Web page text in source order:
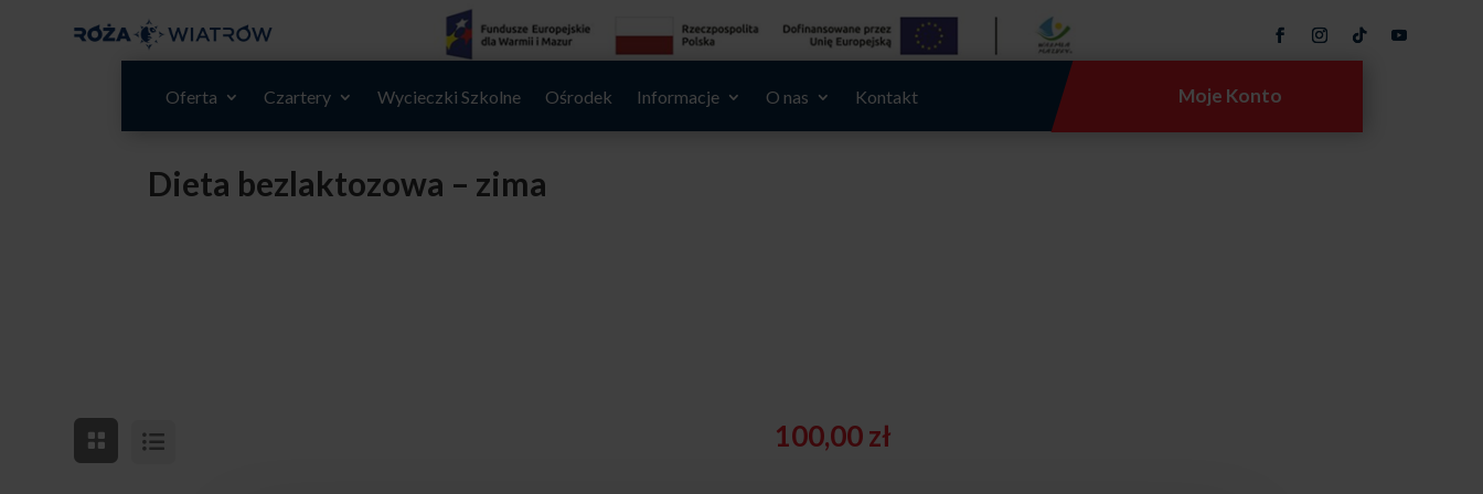
Oferta Czartery Wycieczki Szkolne Ośrodek Informacje O nas Kontakt Moje Konto
Dieta bezlaktozowa – zima
100,00zł